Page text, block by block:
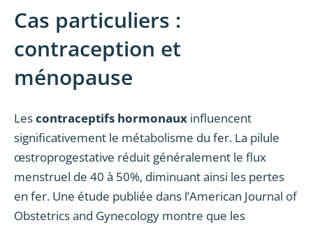
Cas particuliers :
contraception et
ménopause
Lescontraceptifs hormonaux influencent
significativement le métabolisme du fer. La pilule
œstroprogestative réduit généralement le flux
menstruel de 40 à 50%, diminuant ainsi les pertes
en fer. Une étude publiée dans l’American Journal of
Obstetrics and Gynecology montre que les